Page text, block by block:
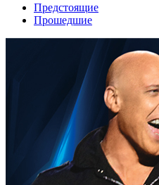
Предстоящие
Прошедшие